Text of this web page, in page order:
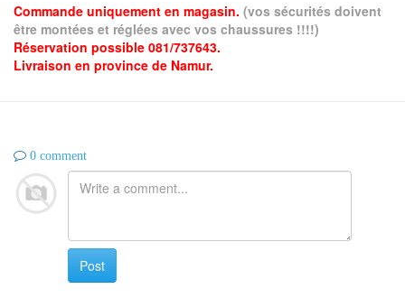
Commande uniquement en magasin. (vos sécurités doivent
être montées et réglées avec vos chaussures !!!!)
Réservation possible 081/737643.
Livraison en province de Namur.
0 comment
Post